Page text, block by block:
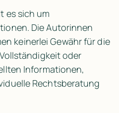
es sich um
Die Autorinnen
keinerlei Gewähr für die
oder
Informationen,
Rechtsberatung